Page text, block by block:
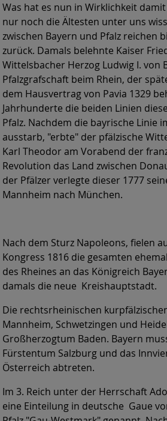
Was hat es nun in Wirklichkeit
nur noch die Ältesten unter uns
zwischen Bayern und Pfalz reichen
zurück. Damals belehnte Kaiser
Wittelsbacher Herzog Ludwig I. von
Pfalzgrafschaft beim Rhein, der
dem Hausvertrag von Pavia 1329
Jahrhunderte die beiden Linien
Pfalz. Nachdem die bayrische Linie
ausstarb, "erbte" der pfälzische
Karl Theodor am Vorabend der
Revolution das Land zwischen
der Pfälzer verlegte dieser 1777
Mannheim nach München.
Nach dem Sturz Napoleons, fielen
Kongress 1816 die gesamten
des Rheines an das Königreich
damals die neue Kreishauptstadt.
Die rechtsrheinischen
Mannheim, Schwetzingen und
Großherzogtum Baden. Bayern
Fürstentum Salzburg und das
Österreich abtreten.
Im 3. Reich unter der Herrschaft
eine Einteilung in deutsche Gaue